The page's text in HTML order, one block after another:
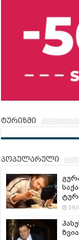
ტურიზმი
პოპულარული
19/